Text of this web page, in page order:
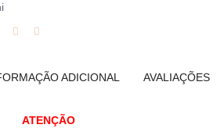
ADICIONAL AVALIAÇÕES
ATENÇÃO